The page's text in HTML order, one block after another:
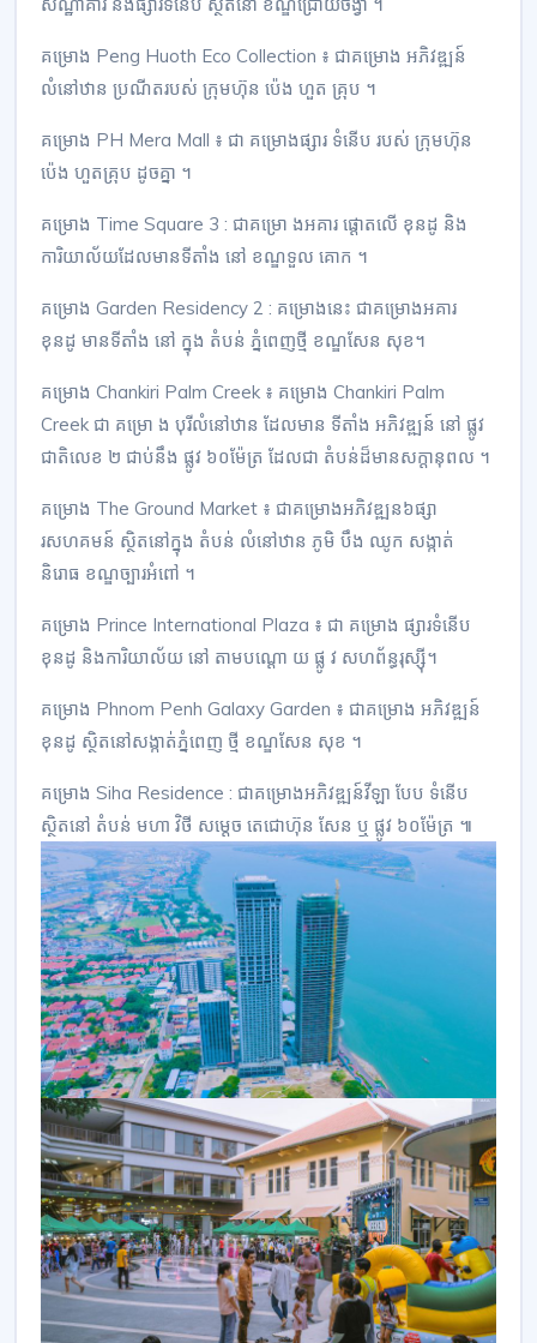
គម្រោង Peng Huoth Eco Collection ៖ ជាគម្រោង អភិវឌ្ឍន៍
លំនៅឋាន ប្រណីតរបស់ ក្រុមហ៊ុន ប៉េង ហួត គ្រុប ។
គម្រោង PH Mera Mall ៖ ជា គម្រោងផ្សារ ទំនើប របស់ ក្រុមហ៊ុន
ប៉េង ហួតគ្រុប ដូចគ្នា ។
គម្រោង Time Square 3 : ជាគម្រោ ងអគារ ផ្ដោតលើ ខុនដូ និង
ការិយាល័យដែលមានទីតាំង នៅ ខណ្ឌទួល គោក ។
គម្រោង Garden Residency 2 : គម្រោងនេះ ជាគម្រោងអគារ
ខុនដូ មានទីតាំង នៅ ក្នុង តំបន់ ភ្នំពេញថ្មី ខណ្ឌសែន សុខ។
គម្រោង Chankiri Palm Creek ៖ គម្រោង Chankiri Palm
Creek ជា គម្រោ ង បុរីលំនៅឋាន ដែលមាន ទីតាំង អភិវឌ្ឍន៍ នៅ ផ្លូវ
ជាតិលេខ ២ ជាប់នឹង ផ្លូវ ៦០ម៉ែត្រ ដែលជា តំបន់ដ៏មានសក្ដានុពល ។
គម្រោង The Ground Market ៖ ជាគម្រោងអភិវឌ្ឍន៦ផ្សា
រសហគមន៍ ស្ថិតនៅក្នុង តំបន់ លំនៅឋាន ភូមិ បឹង ឈូក សង្កាត់
និរោធ ខណ្ឌច្បារអំពៅ ។
គម្រោង Prince International Plaza ៖ ជា គម្រោង ផ្សារទំនើប
ខុនដូ និងការិយាល័យ នៅ តាមបណ្ដោ យ ផ្លូ វ សហព័ន្ធរុស្ស៊ី។
គម្រោង Phnom Penh Galaxy Garden ៖ ជាគម្រោង អភិវឌ្ឍន៍
ខុនដូ ស្ថិតនៅសង្កាត់ភ្នំពេញ ថ្មី ខណ្ឌសែន សុខ ។
គម្រោង Siha Residence : ជាគម្រោងអភិវឌ្ឍន៍វីឡា បែប ទំនើប
ស្ថិតនៅ តំបន់ មហា វិថី សម្ដេច តេជោហ៊ុន សែន ឬ ផ្លូវ ៦០ម៉ែត្រ ៕